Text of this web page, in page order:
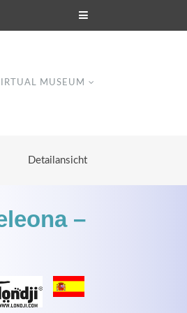
MUSEUM
Detailansicht
–
ligula eget